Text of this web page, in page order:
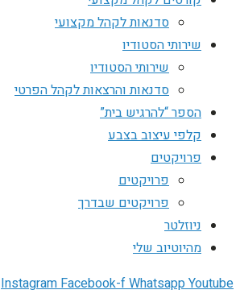
סדנאות לקהל מקצועי
שירותי הסטודיו
שירותי הסטודיו
סדנאות והרצאות לקהל הפרטי
הספר “להרגיש בית”
קלפי עיצוב בצבע
פרויקטים
פרויקטים
פרויקטים שבדרך
ניוזלטר
מהיוטיוב שלי
InstagramFacebook-fWhatsappYoutube